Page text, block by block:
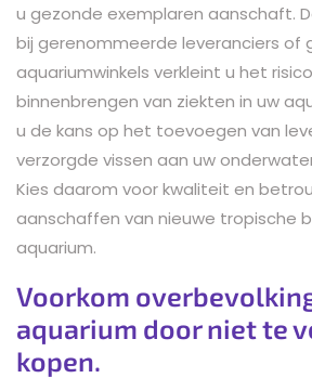
u gezonde exemplaren aanschaft.
bij gerenommeerde leveranciers of
aquariumwinkels verkleint u het
binnenbrengen van ziekten in uw
u de kans op het toevoegen van
verzorgde vissen aan uw
Kies daarom voor kwaliteit en
aanschaffen van nieuwe tropische
aquarium.
Voorkom
aquarium door niet te
kopen.